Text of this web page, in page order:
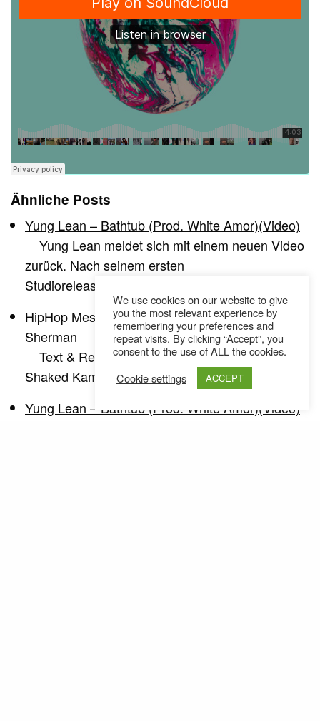
Ähnliche Posts
Yung Lean – Bathtub (Prod. White Amor)(Video)
Yung Lean meldet sich mit einem neuen Video
zurück. Nach seinem ersten
Studiorelease Unknown Memory ein Video…
HipHop Message #21: Yung Lean and Yung
Sherman
Text & Redaktion: Hemma Bergner, Daniel
Shaked Kamera & Schnitt: Ibrahim Yildiz Yung…
Yung Lean – Bathtub (Prod. White Amor)(Video)
We use cookies on our website to give
you the most relevant experience by
remembering your preferences and
repeat visits. By clicking “Accept”, you
consent to the use of ALL the cookies.
Cookie settings
ACCEPT